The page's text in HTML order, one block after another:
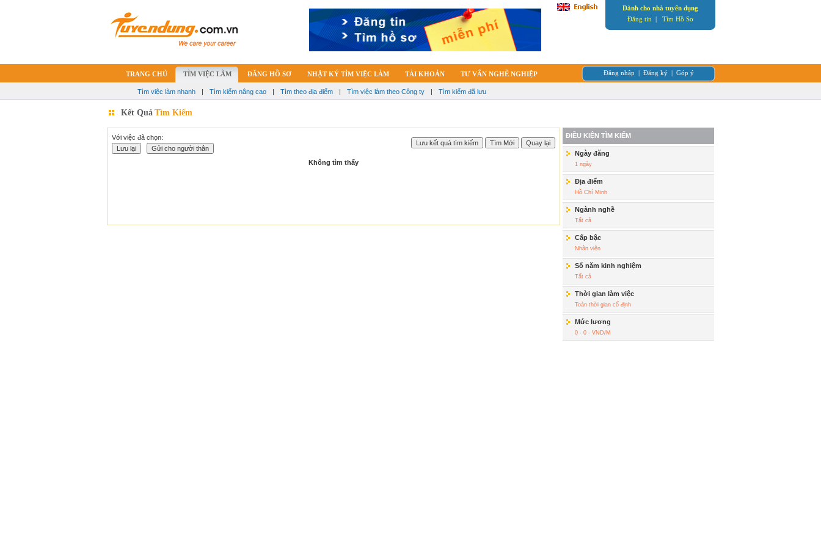
Dành cho nhà tuyển dụng
Đăng tin | Tìm Hồ Sơ
TRANG CHỦ TÌM VIỆC LÀM ĐĂNG HỒ SƠ NHẬT KÝ TÌM VIỆC LÀM TÀI KHOẢN TƯ VẤN NGHỀ NGHIỆP Đăng nhập | Đăng ký | Góp ý
Tìm việc làm nhanh | Tìm kiếm nâng cao | Tìm theo địa điểm | Tìm việc làm theo Công ty | Tìm kiếm đã lưu
Kết Quả Tìm Kiếm
Với việc đã chọn:
Không tìm thấy
ĐIỀU KIỆN TÌM KIẾM
Ngày đăng
1 ngày
Địa điểm
Hồ Chí Minh
Ngành nghề
Tất cả
Cấp bậc
Nhân viên
Số năm kinh nghiệm
Tất cả
Thời gian làm việc
Toàn thời gian cố định
Mức lương
0 - 0 - VND/M